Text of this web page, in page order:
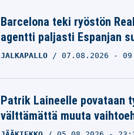
Barcelona teki ryöstön
agentti paljasti Espanjan
JALKAPALLO 07.08.2026 -
Patrik Laineelle povataan
välttämättä muuta